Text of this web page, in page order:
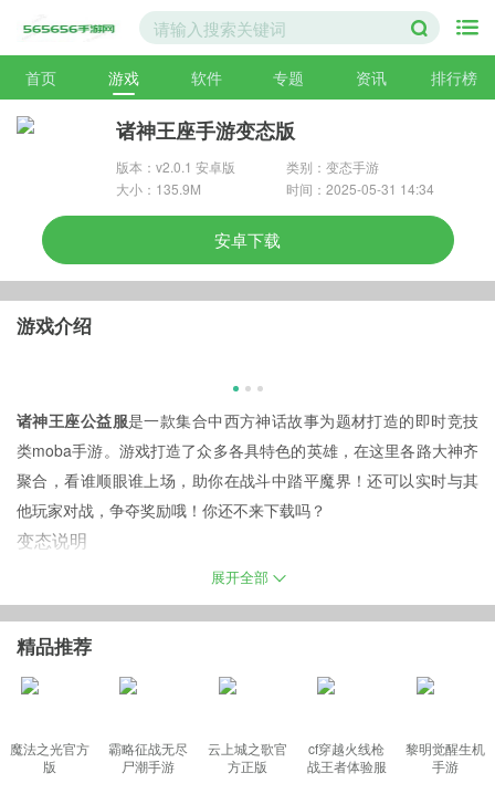
首页 游戏 软件 专题 资讯 排行榜
诸神王座手游变态版
版本：v2.0.1 安卓版
类别：变态手游
大小：135.9M
时间：2025-05-31 14:34
安卓下载
游戏介绍
诸神王座公益服是一款集合中西方神话故事为题材打造的即时竞技
类moba手游。游戏打造了众多各具特色的英雄，在这里各路大神齐
聚合，看谁顺眼谁上场，助你在战斗中踏平魔界！还可以实时与其
他玩家对战，争夺奖励哦！你还不来下载吗？
变态说明
1、上线赠送vip5，钻石8888，金币88万（创建新角色就有）。
3、首充赠送超强技能全屏秒杀“雷神托尔”英雄技能书*20、英雄进阶
4、首充比例1:400，充值比例1:200。
5、成长计划：花费1W钻石。累计获得100000钻石，全民福利赠送
展开全部
精品推荐
魔法之光官方
版
霸略征战无尽
尸潮手游
云上城之歌官
方正版
cf穿越火线枪
战王者体验服
黎明觉醒生机
手游